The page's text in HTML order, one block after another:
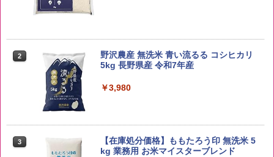
2
野沢農産 無洗米 青い流るる コシヒカリ
5kg 長野県産 令和7年産
￥3,980
3
【在庫処分価格】ももたろう印 無洗米 5
kg 業務用 お米マイスターブレンド